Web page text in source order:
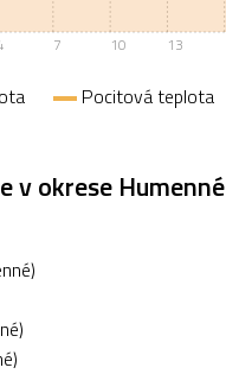
7 10 13
Pocitová teplota
v okrese Humenné